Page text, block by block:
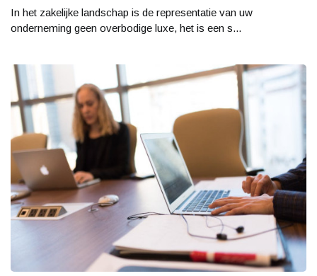
In het zakelijke landschap is de representatie van uw
onderneming geen overbodige luxe, het is een s...